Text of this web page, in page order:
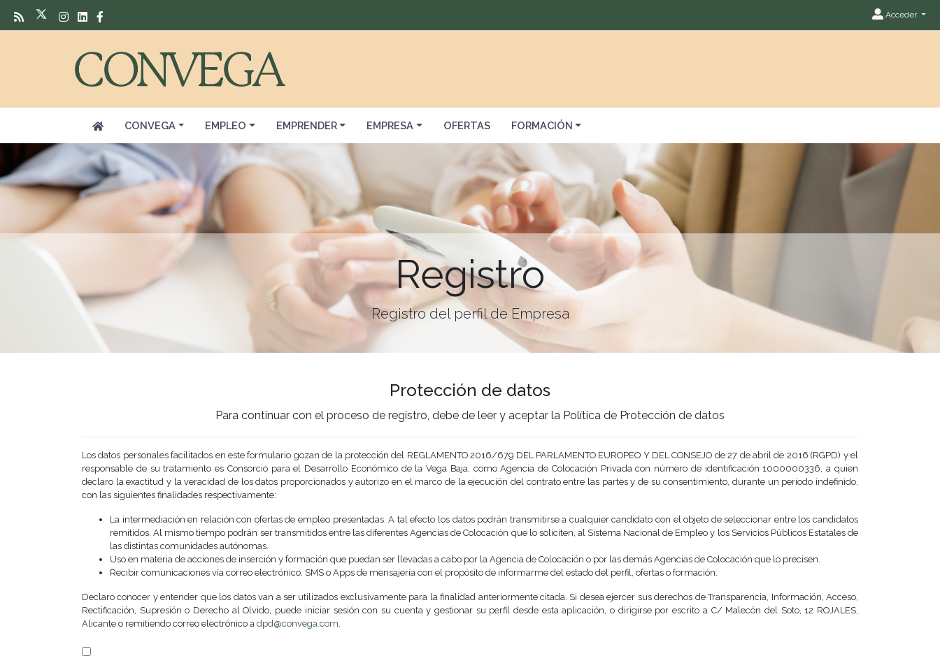
Acceder
CONVEGA EMPLEO EMPRENDER EMPRESA OFERTAS FORMACIÓN
Registro
Registro del perfil de Empresa
Protección de datos
Para continuar con el proceso de registro, debe de leer y aceptar la Política de Protección de datos
Los datos personales facilitados en este formulario gozan de la protección del REGLAMENTO 2016/679 DEL PARLAMENTO EUROPEO Y DEL CONSEJO de 27 de abril de 2016 (RGPD) y el
responsable de su tratamiento es Consorcio para el Desarrollo Económico de la Vega Baja, como Agencia de Colocación Privada con número de identificación 1000000336, a quien
declaro la exactitud y la veracidad de los datos proporcionados y autorizo en el marco de la ejecución del contrato entre las partes y de su consentimiento, durante un periodo indefinido,
con las siguientes finalidades respectivamente:
La intermediación en relación con ofertas de empleo presentadas. A tal efecto los datos podrán transmitirse a cualquier candidato con el objeto de seleccionar entre los candidatos
remitidos. Al mismo tiempo podrán ser transmitidos entre las diferentes Agencias de Colocación que lo soliciten, al Sistema Nacional de Empleo y los Servicios Públicos Estatales de
las distintas comunidades autónomas.
Uso en materia de acciones de inserción y formación que puedan ser llevadas a cabo por la Agencia de Colocación o por las demás Agencias de Colocación que lo precisen.
Recibir comunicaciones vía correo electrónico, SMS o Apps de mensajería con el propósito de informarme del estado del perfil, ofertas o formación.
Declaro conocer y entender que los datos van a ser utilizados exclusivamente para la finalidad anteriormente citada. Si desea ejercer sus derechos de Transparencia, Información, Acceso,
Rectificación, Supresión o Derecho al Olvido, puede iniciar sesión con su cuenta y gestionar su perfil desde esta aplicación, o dirigirse por escrito a C/ Malecón del Soto, 12 ROJALES,
Alicante o remitiendo correo electrónico a dpd@convega.com